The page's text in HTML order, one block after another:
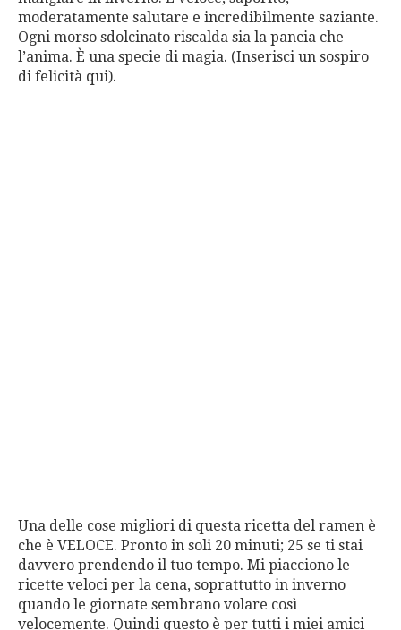
moderatamente salutare e incredibilmente saziante.
Ogni morso sdolcinato riscalda sia la pancia che
l’anima. È una specie di magia. (Inserisci un sospiro
di felicità qui).
Una delle cose migliori di questa ricetta del ramen è
che è VELOCE. Pronto in soli 20 minuti; 25 se ti stai
davvero prendendo il tuo tempo. Mi piacciono le
ricette veloci per la cena, soprattutto in inverno
quando le giornate sembrano volare così
velocemente. Quindi questo è per tutti i miei amici